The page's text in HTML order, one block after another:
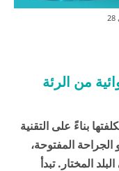
من الرئة
بناءً على التقنية
المفتوحة،
المختار. تبدأ